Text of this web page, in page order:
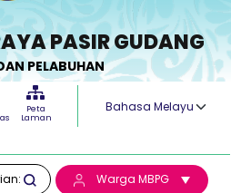
PASIR GUDANG
PELABUHAN
Peta
Laman
Select your
Warga MBPG